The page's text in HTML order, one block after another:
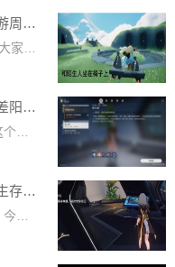
保卫萝卜4周赛4.28攻略 4月28日西游周赛图文通关流程
崩坏星穹铁道阴差阳错任务攻略 阴差阳错任务图文通关流程
崩坏星穹铁道生存的智慧任务攻略 生存的智慧任务通关流程